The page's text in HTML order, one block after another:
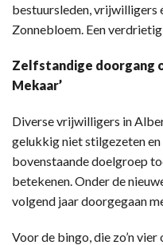
bestuursleden, vrijwilligers
Zonnebloem. Een
Zelfstandige doorgang
Mekaar’
Diverse vrijwilligers in
gelukkig niet stilgezeten
bovenstaande doelgroep
betekenen. Onder de
volgend jaar doorgegaan
Voor de bingo, die zo’n